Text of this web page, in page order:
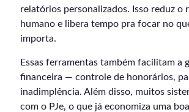
relatórios personalizados. Isso reduz o
humano e libera tempo pra focar no
importa.
Essas ferramentas também facilitam a
financeira — controle de honorários,
inadimplência. Além disso, muitos
com o PJe, o que já economiza uma